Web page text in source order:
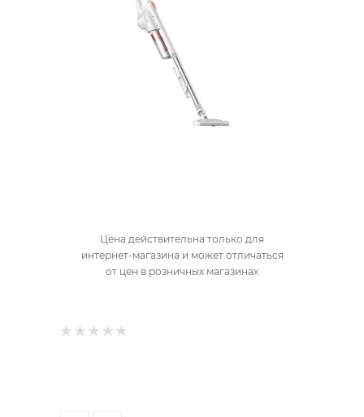
Цена действительна только для
интернет-магазина и может отличаться
от цен в розничных магазинах